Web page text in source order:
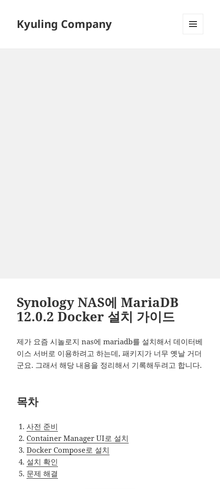
Kyuling Company
Synology NAS에 MariaDB
12.0.2 Docker 설치 가이드
제가 요즘 시놀로지 nas에 mariadb를 설치해서 데이터베
이스 서버로 이용하려고 하는데, 패키지가 너무 옛날 거더
군요. 그래서 해당 내용을 정리해서 기록해두려고 합니다.
목차
사전 준비
Container Manager UI로 설치
Docker Compose로 설치
설치 확인
문제 해결